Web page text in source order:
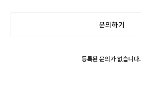
문의하기
등록된 문의가 없습니다.